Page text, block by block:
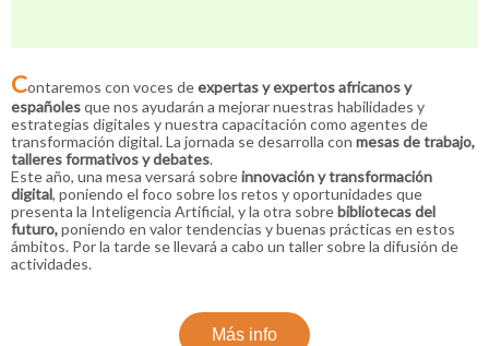
Contaremos con voces deexpertas y expertos africanos y
españolesque nos ayudarán a mejorar nuestras habilidades y
estrategias digitales y nuestra capacitación como agentes de
transformación digital. La jornada se desarrolla con mesas de trabajo,
talleres formativos y debates.
Este año, una mesa versará sobreinnovación y transformación
digital, poniendo el foco sobre los retos y oportunidades que
presenta la Inteligencia Artificial, y la otra sobrebibliotecas del
futuro,poniendo en valor tendencias y buenas prácticas en estos
ámbitos. Por la tarde se llevará a cabo un taller sobre la difusión de
actividades.
Más info